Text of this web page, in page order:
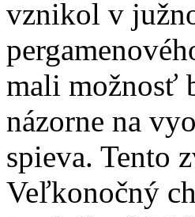
vznikol v
mali možnosť
názorne na
spieva. Tento
Veľkonočný